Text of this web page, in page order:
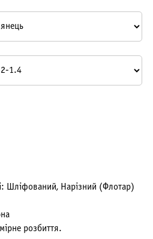
Шліфований, Нарізний (Флотар)
розбиття.